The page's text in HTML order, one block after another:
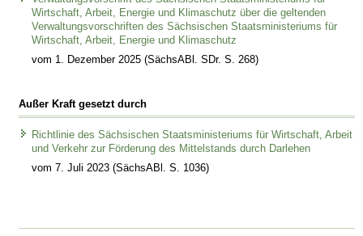
Wirtschaft, Arbeit, Energie und Klimaschutz über die geltenden
Verwaltungsvorschriften des Sächsischen Staatsministeriums für
Wirtschaft, Arbeit, Energie und Klimaschutz
vom 1. Dezember 2025 (SächsABl. SDr. S. 268)
Außer Kraft gesetzt durch
Richtlinie des Sächsischen Staatsministeriums für Wirtschaft, Arbeit
und Verkehr zur Förderung des Mittelstands durch Darlehen
vom 7. Juli 2023 (SächsABl. S. 1036)